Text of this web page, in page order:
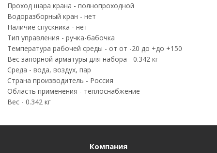
Проход шара крана - полнопроходной
Водоразборный кран - нет
Наличие спускника - нет
Тип управления - ручка-бабочка
Температура рабочей среды - от от -20 до +до +150
Вес запорной арматуры для набора - 0.342 кг
Среда - вода, воздух, пар
Страна производитель - Россия
Область применения - теплоснабжение
Вес - 0.342 кг
Компания